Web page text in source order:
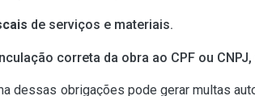
de serviços e materiais.
correta da obra ao CPF ou
dessas obrigações pode gerar multas